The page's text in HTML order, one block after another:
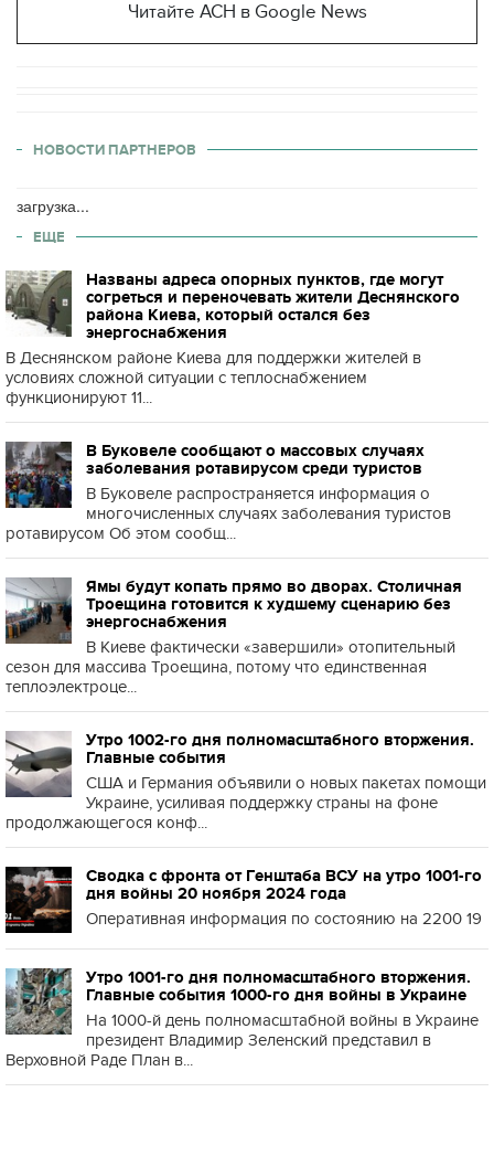
Читайте АСН в Google News
НОВОСТИ ПАРТНЕРОВ
загрузка...
ЕЩЕ
Названы адреса опорных пунктов, где могут
согреться и переночевать жители Деснянского
района Киева, который остался без
энергоснабжения
В Деснянском районе Киева для поддержки жителей в
условиях сложной ситуации с теплоснабжением
функционируют 11...
В Буковеле сообщают о массовых случаях
заболевания ротавирусом среди туристов
В Буковеле распространяется информация о
многочисленных случаях заболевания туристов
ротавирусом Об этом сообщ...
Ямы будут копать прямо во дворах. Столичная
Троещина готовится к худшему сценарию без
энергоснабжения
В Киеве фактически «завершили» отопительный
сезон для массива Троещина, потому что единственная
теплоэлектроце...
Утро 1002-го дня полномасштабного вторжения.
Главные события
США и Германия объявили о новых пакетах помощи
Украине, усиливая поддержку страны на фоне
продолжающегося конф...
Сводка с фронта от Генштаба ВСУ на утро 1001-го
дня войны 20 ноября 2024 года
Оперативная информация по состоянию на 2200 19
Утро 1001-го дня полномасштабного вторжения.
Главные события 1000-го дня войны в Украине
На 1000-й день полномасштабной войны в Украине
президент Владимир Зеленский представил в
Верховной Раде План в...